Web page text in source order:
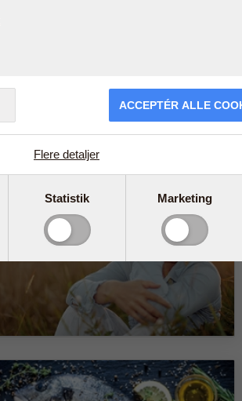
ACCEPTÉR ALLE
Flere detaljer
Statistik Marketing